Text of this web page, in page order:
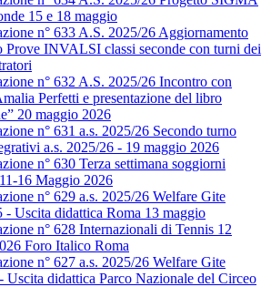
15 e 18 maggio
n° 633 A.S. 2025/26 Aggiornamento
Prove INVALSI classi seconde con turni dei
n° 632 A.S. 2025/26 Incontro con
Perfetti e presentazione del libro
20 maggio 2026
n° 631 a.s. 2025/26 Secondo turno
a.s. 2025/26 - 19 maggio 2026
n° 630 Terza settimana soggiorni
16 Maggio 2026
n° 629 a.s. 2025/26 Welfare Gite
- Uscita didattica Roma 13 maggio
n° 628 Internazionali di Tennis 12
Foro Italico Roma
n° 627 a.s. 2025/26 Welfare Gite
Uscita didattica Parco Nazionale del Circeo